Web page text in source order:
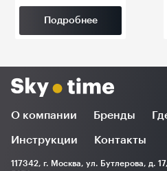
Подробнее
О компании Бренды
Инструкции Контакты
117342, г. Москва, ул. Бутлерова, д.